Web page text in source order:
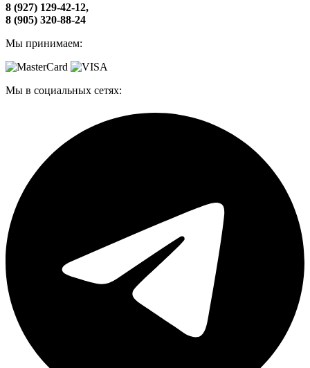
8 (927) 129-42-12,
8 (905) 320-88-24
Мы принимаем:
Мы в социальных сетях: